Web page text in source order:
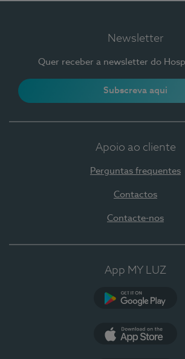
Newsletter
Quer receber a newsletter do
Subscreva aqui
Apoio ao cliente
Perguntas frequentes
Contactos
Contacte-nos
App MY LUZ